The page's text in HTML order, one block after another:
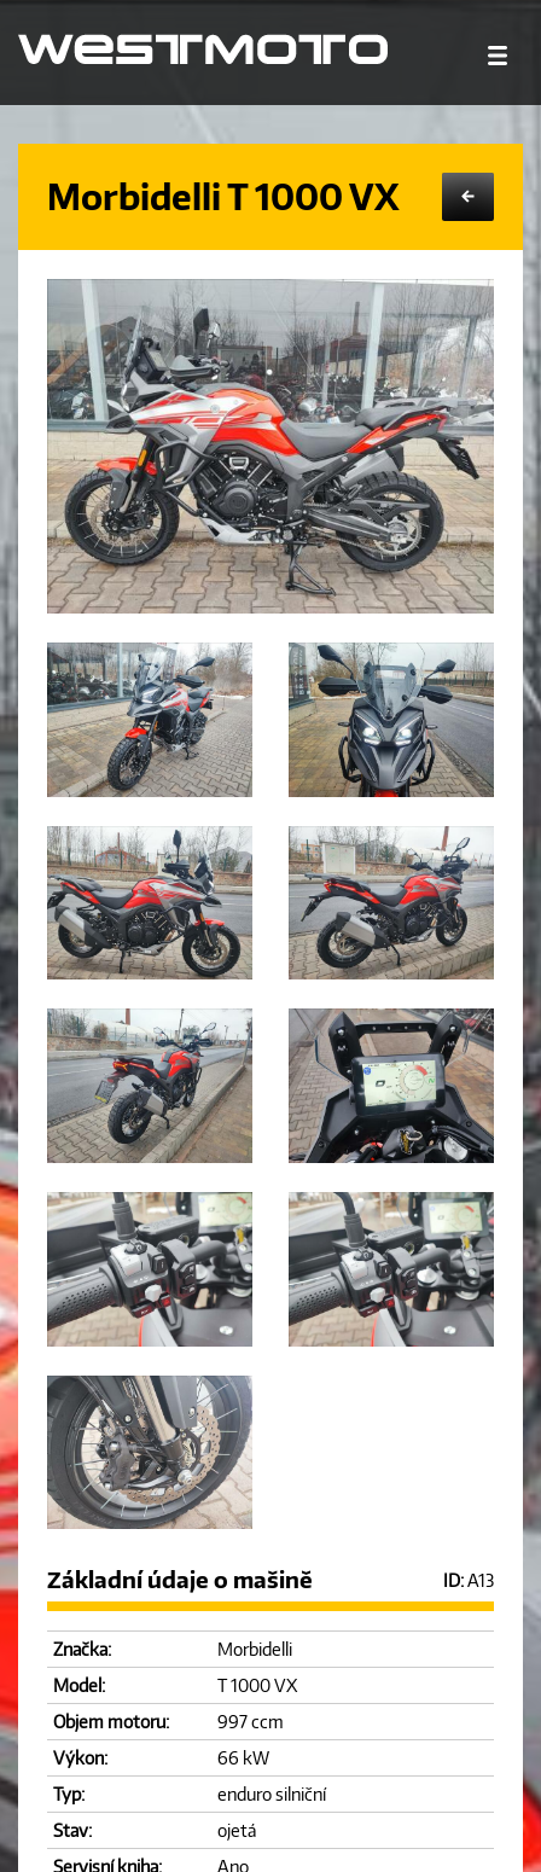
←
Morbidelli T 1000 VX
ID:A13
Základní údaje o mašině
Značka:
Morbidelli
Model:
T 1000 VX
Objem motoru:
997 ccm
Výkon:
66 kW
Typ:
enduro silniční
Stav:
ojetá
Servisní kniha:
Ano